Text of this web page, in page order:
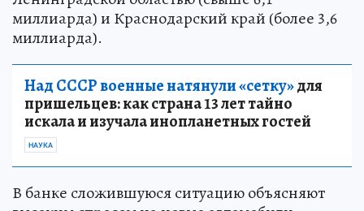
миллиарда) и Краснодарский край (более 3,6
миллиарда).
Над СССР военные натянули «сетку»для
пришельцев: как страна 13 лет тайно
искала и изучала инопланетных гостей
НАУКА
В банке сложившуюся ситуацию объясняют